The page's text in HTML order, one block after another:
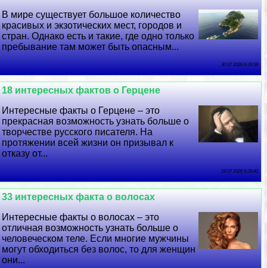
В мире существует большое количество
красивых и экзотических мест, городов и
стран. Однако есть и такие, где одно только
пребывание там может быть опасным...
30 07 2026 6:39:58
18 интересных фактов о Герцене
Интересные факты о Герцене – это
прекрасная возможность узнать больше о
творчестве русского писателя. На
протяжении всей жизни он призывал к
отказу от...
29 07 2026 5:39:43
33 интересных факта о волосах
Интересные факты о волосах – это
отличная возможность узнать больше о
человеческом теле. Если многие мужчины
могут обходиться без волос, то для женщин
они...